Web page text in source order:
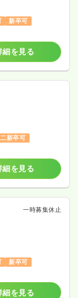
新卒可
細を見る
新卒可
細を見る
一時募集休止
新卒可
細を見る